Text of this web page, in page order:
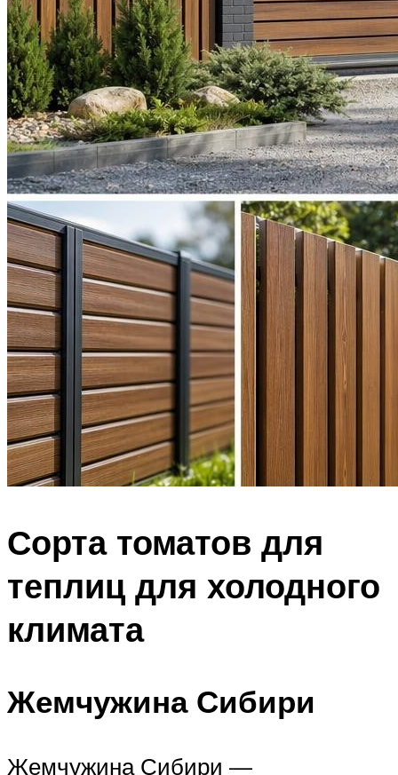
Сорта томатов для
теплиц для холодного
климата
Жемчужина Сибири
Жемчужина Сибири —